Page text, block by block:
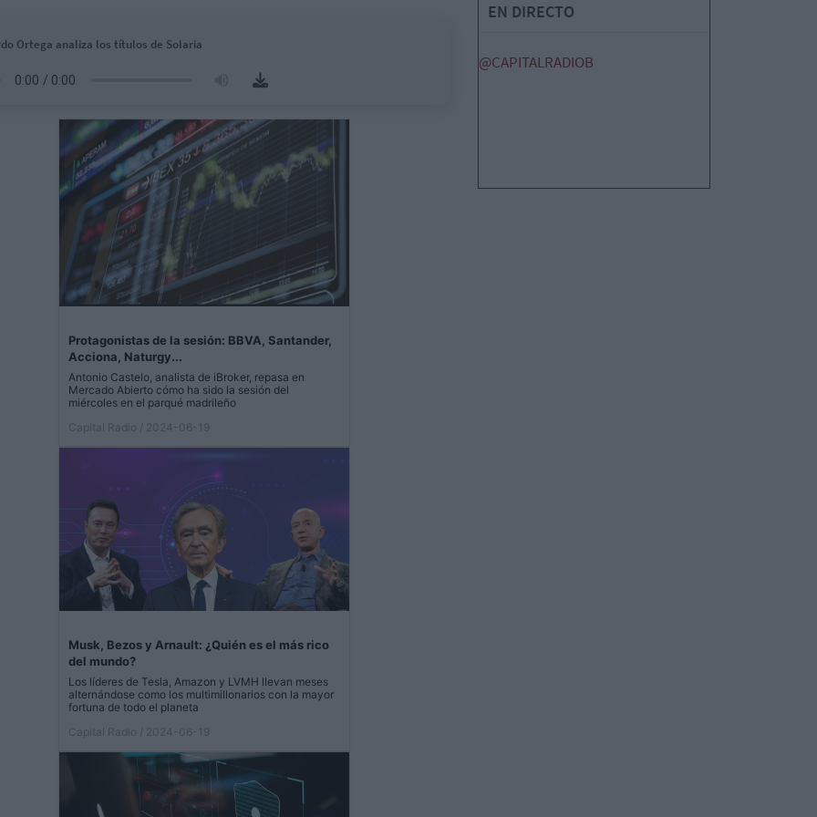
Ortega analiza los títulos de Solaria
Protagonistas de la sesión: BBVA, Santander,
Acciona, Naturgy...
Antonio Castelo, analista de iBroker, repasa en
Mercado Abierto cómo ha sido la sesión del
miércoles en el parqué madrileño
Capital Radio
/ 2024-06-19
Musk, Bezos y Arnault: ¿Quién es el más rico
del mundo?
Los líderes de Tesla, Amazon y LVMH llevan meses
alternándose como los multimillonarios con la mayor
fortuna de todo el planeta
Capital Radio
/ 2024-06-19
EN DIRECTO
@CAPITALRADIOB